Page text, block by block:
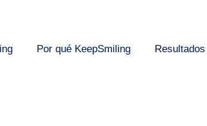
Por qué KeepSmiling Resultados